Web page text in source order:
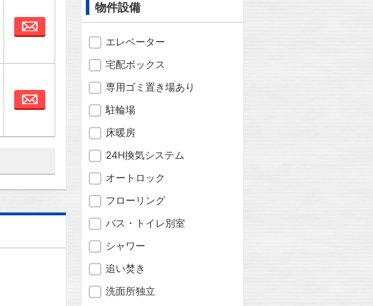
お問合わせ
お問合わせ
物件設備
エレベーター
宅配ボックス
専用ゴミ置き場あり
駐輪場
床暖房
24H換気システム
オートロック
フローリング
バス・トイレ別室
シャワー
追い焚き
洗面所独立